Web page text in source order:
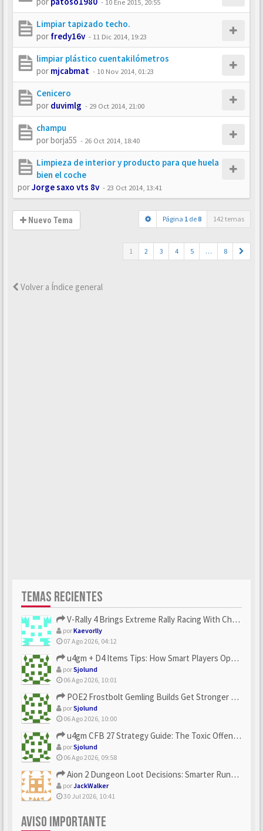
Limpiar tapizado techo.
por fredy16v - 11 Dic 2014, 19:23
limpiar plástico cuentakilómetros
por mjcabmat - 10 Nov 2014, 01:23
Cenicero
por duvimlg - 29 Oct 2014, 21:00
champu
porborja55 - 26 Oct 2014, 18:40
Limpieza de interior y producto para que huela
bien el coche
porJorge saxo vts 8v - 23 Oct 2014, 13:41
Nuevo Tema Página 1 de8 142 temas
1 2 3 4 5 … 8
Volver a Índice general
TEMAS RECIENTES
V-Rally 4 Brings Extreme Rally Racing With Challenging Track...
porKaevorlly
07 Ago 2026, 04:12
u4gm + D4 Items Tips: How Smart Players Optimize Gear, Build...
porSjolund
06 Ago 2026, 10:01
POE2 Frostbolt Gemling Builds Get Stronger With u4gm’s Ice C...
porSjolund
06 Ago 2026, 10:00
u4gm CFB 27 Strategy Guide: The Toxic Offensive Scheme Your ...
porSjolund
06 Ago 2026, 09:58
Aion 2 Dungeon Loot Decisions: Smarter Runs With U4N
porJackWalker
30 Jul 2026, 10:41
AVISO IMPORTANTE